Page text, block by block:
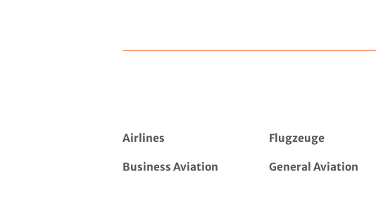
Airlines Flugzeuge
Business Aviation General Aviation